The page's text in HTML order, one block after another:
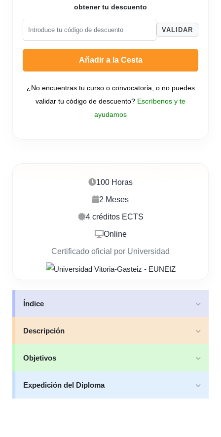
100 Horas
2 Meses
4 créditos ECTS
Online
Certificado oficial por Universidad
Índice
Descripción
Objetivos
Expedición del Diploma
obtener tu descuento
VALIDAR
Añadir a la Cesta
¿No encuentras tu curso o convocatoria, o no puedes
validar tu código de descuento? Escríbenos y te
ayudamos